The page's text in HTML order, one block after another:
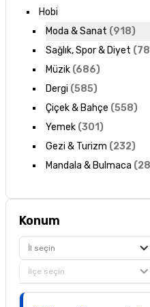
Hobi
Moda & Sanat (918)
Sağlık, Spor & Diyet (
Müzik(686)
Dergi (585)
Çiçek & Bahçe (558)
Yemek(301)
Gezi & Turizm (232)
Mandala & Bulmaca (28
Konum
İl seçin
İlçe seçin